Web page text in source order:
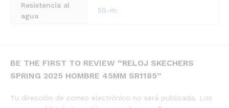
Resistencia al
agua
50-m
BE THE FIRST TO REVIEW “RELOJ SKECHERS
SPRING 2025 HOMBRE 45MM SR1185”
Tu dirección de correo electrónico no será publicada. Los